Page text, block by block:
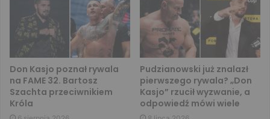
Don Kasjo poznał rywala
na FAME 32. Bartosz
Szachta przeciwnikiem
Króla
Pudzianowski już znalazł
pierwszego rywala? „Don
Kasjo” rzucił wyzwanie, a
odpowiedź mówi wiele